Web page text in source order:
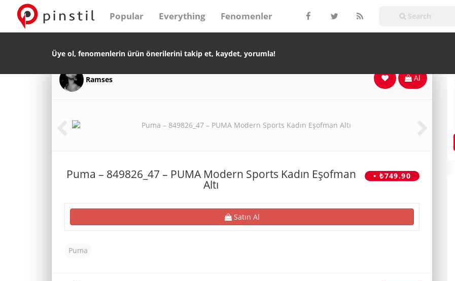
Popular Everything Fenomenler
Üye ol, fenomenlerin ürün önerilerini takip et, kaydet, yorumla!
Ramses Al
• ₺749.90
Puma – 849826_47 – PUMA Modern Sports Kadın Eşofman
Altı
Satın Al
Puma